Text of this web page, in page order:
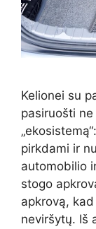
Kelionei su
pasiruošti
pirkdami ir
automobilio
stogo
apkrovą,
neviršytų. Iš